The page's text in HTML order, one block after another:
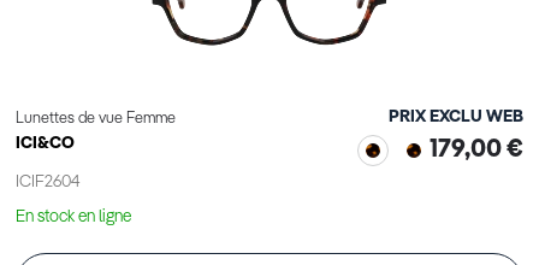
Lunettes de vue Femme
ICI&CO
ICIF2604
PRIX EXCLU WEB
179,00 €
En stock en ligne